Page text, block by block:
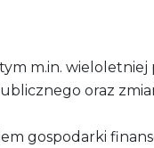
m.in. wieloletniej
oraz
gospodarki